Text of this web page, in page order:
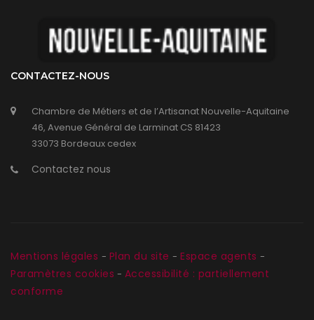
CONTACTEZ-NOUS
Chambre de Métiers et de l’Artisanat Nouvelle-Aquitaine
46, Avenue Général de Larminat CS 81423
33073 Bordeaux cedex
Contactez nous
Mentions légales - Plan du site - Espace agents -
Paramètres cookies - Accessibilité : partiellement
conforme